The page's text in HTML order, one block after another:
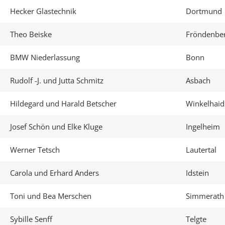
Hecker Glastechnik Dortmund
Theo Beiske
BMW Niederlassung Bonn
Rudolf -J. und Jutta Schmitz Asbach
Hildegard und Harald Betscher Winkelhaid
Josef Schön und Elke Kluge Ingelheim
Werner Tetsch Lautertal
Carola und Erhard Anders Idstein
Toni und Bea Merschen Simmerath
Sybille Senff Telgte